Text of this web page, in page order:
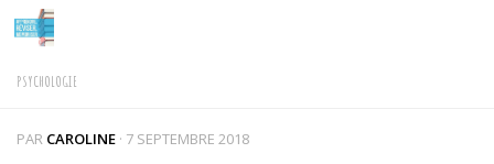
Skip to content
PSYCHOLOGIE
PAR CAROLINE · 7 SEPTEMBRE 2018